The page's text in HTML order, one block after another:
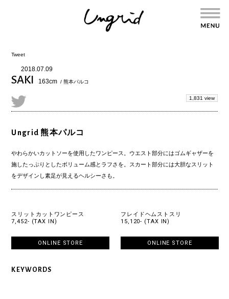
Tweet
2018.07.09
SAKI 163cm / 熊本パルコ
1,831 view
Ungrid 熊本パルコ
やわらかいカットソーを使用したワンピース。ウエスト部分にはゴムギャザーを
施したっぷりとしたボリューム感とラフさを。スカート部分には大胆なスリット
をデザインし素足が見えるヘルシーさも。
スリットカットワンピース
7,452- (TAX IN)
ONLINE STORE
フレイドヘムストスリ
15,120- (TAX IN)
ONLINE STORE
KEYWORDS